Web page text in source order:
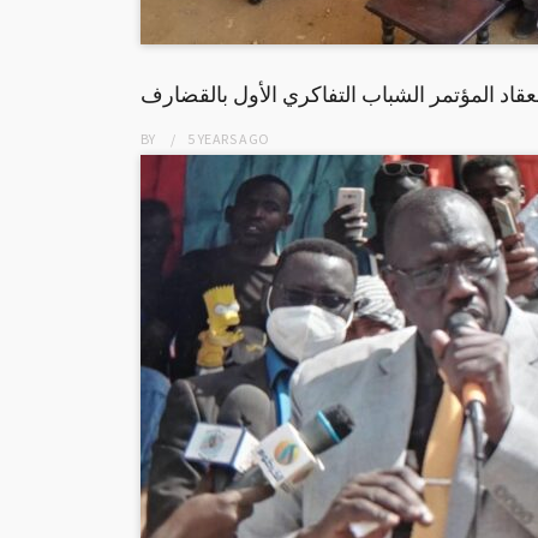
المؤتمر الشباب التفاكري الأول بالقضارف
BY 5 YEARSAGO